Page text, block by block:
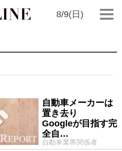
8/9(日)
自動車メーカーは
置き去り
Googleが目指す完
全自…
自動車業界関係者